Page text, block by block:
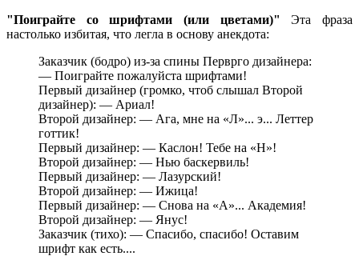
"Поиграйте со шрифтами (или цветами)" Эта фраза
настолько избитая, что легла в основу анекдота:
Заказчик (бодро) из-за спины Перврго дизайнера:
— Поиграйте пожалуйста шрифтами!
Первый дизайнер (громко, чтоб слышал Второй
дизайнер): — Ариал!
Второй дизайнер: — Ага, мне на «Л»... э... Леттер
готтик!
Первый дизайнер: — Каслон! Тебе на «Н»!
Второй дизайнер: — Нью баскервиль!
Первый дизайнер: — Лазурский!
Второй дизайнер: — Ижица!
Первый дизайнер: — Снова на «А»... Академия!
Второй дизайнер: — Янус!
Заказчик (тихо): — Спасибо, спасибо! Оставим
шрифт как есть....